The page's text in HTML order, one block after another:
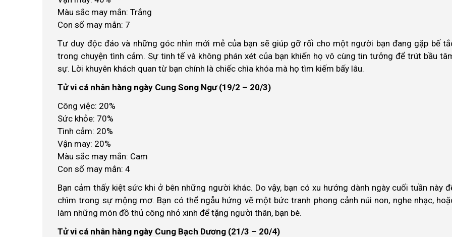
Màu sắc may mắn: Trắng
Con số may mắn: 7
Tư duy độc đáo và những góc nhìn mới mẻ của bạn sẽ giúp gỡ rối cho một người bạn đang gặp bế
trong chuyện tình cảm. Sự tinh tế và không phán xét của bạn khiến họ vô cùng tin tưởng để trút bầu
sự. Lời khuyên khách quan từ bạn chính là chiếc chìa khóa mà họ tìm kiếm bấy lâu.
Tử vi cá nhân hàng ngày Cung Song Ngư (19/2 – 20/3)
Công việc: 20%
Sức khỏe: 70%
Tình cảm: 20%
Vận may: 20%
Màu sắc may mắn: Cam
Con số may mắn: 4
Bạn cảm thấy kiệt sức khi ở bên những người khác. Do vậy, bạn có xu hướng dành ngày cuối tuần này
chìm trong sự mộng mơ. Bạn có thể ngẫu hứng vẽ một bức tranh phong cảnh núi non, nghe nhạc,
làm những món đồ thủ công nhỏ xinh để tặng người thân, bạn bè.
Tử vi cá nhân hàng ngày Cung Bạch Dương (21/3 – 20/4)